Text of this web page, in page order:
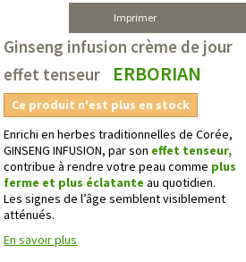
Imprimer
Ginseng infusion crème de jour
effet tenseur
ERBORIAN
Ce produit n'est plus en stock
Enrichi en herbes traditionnelles de Corée,
GINSENG INFUSION, par son effet tenseur,
contribue à rendre votre peau comme plus
ferme et plus éclatante au quotidien.
Les signes de l’âge semblent visiblement
atténués.
En savoir plus